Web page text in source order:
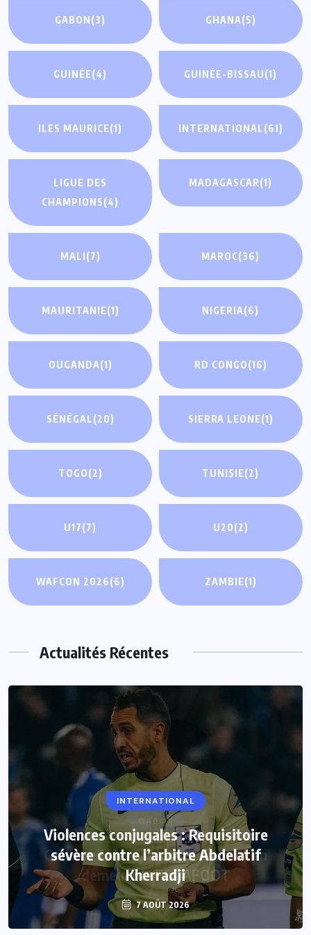
GABON(3) GHANA(5)
GUINÉE(4) GUINÉE-BISSAU(1)
ILES MAURICE(1) INTERNATIONAL(61)
LIGUE DES
CHAMPIONS(4)
MADAGASCAR(1)
MALI(7) MAROC(36)
MAURITANIE(1) NIGERIA(6)
OUGANDA(1) RD CONGO(16)
SÉNÉGAL(20) SIERRA LEONE(1)
TOGO(2) TUNISIE(2)
U17(7) U20(2)
WAFCON 2026(6) ZAMBIE(1)
Actualités Récentes
INTERNATIONAL
Violences conjugales : Requisitoire
sévère contre l’arbitre Abdelatif
Kherradji
7 AOÛT 2026